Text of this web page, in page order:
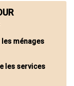
les ménages
les services